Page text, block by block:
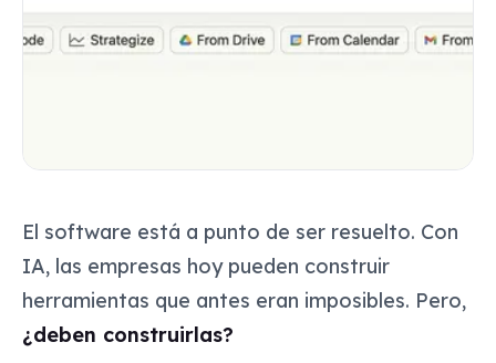
El software está a punto de ser resuelto. Con
IA, las empresas hoy pueden construir
herramientas que antes eran imposibles. Pero,
¿deben construirlas?